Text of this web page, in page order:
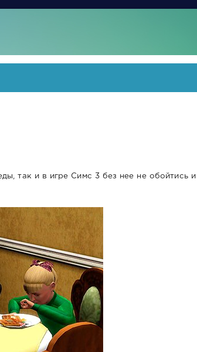
так и в игре Симс 3 без нее не обойтись и